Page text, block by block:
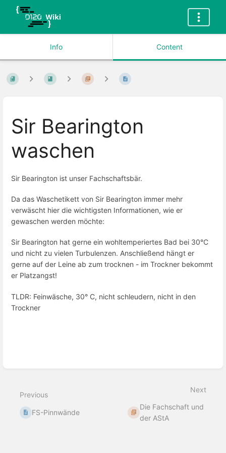
Info Content
Sir Bearington
waschen
Sir Bearington ist unser Fachschaftsbär.
Da das Waschetikett von Sir Bearington immer mehr
verwäscht hier die wichtigsten Informationen, wie er
gewaschen werden möchte:
Sir Bearington hat gerne ein wohltemperiertes Bad bei 30°C
und nicht zu vielen Turbulenzen. Anschließend hängt er
gerne auf der Leine ab zum trocknen - im Trockner bekommt
er Platzangst!
TLDR: Feinwäsche, 30° C, nicht schleudern, nicht in den
Trockner
Previous
FS-Pinnwände
Next
Die Fachschaft und
der AStA